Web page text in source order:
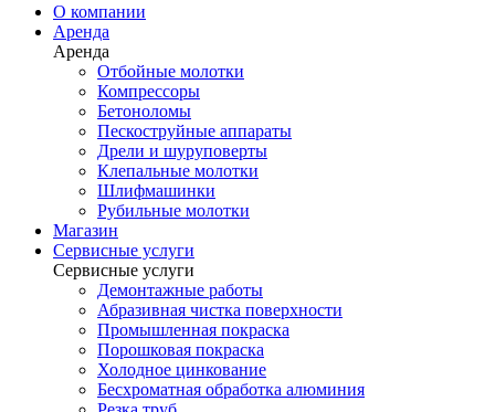
О компании
Аренда
Аренда
Отбойные молотки
Компрессоры
Бетоноломы
Пескоструйные аппараты
Дрели и шуруповерты
Клепальные молотки
Шлифмашинки
Рубильные молотки
Магазин
Сервисные услуги
Сервисные услуги
Демонтажные работы
Абразивная чистка поверхности
Промышленная покраска
Порошковая покраска
Холодное цинкование
Бесхроматная обработка алюминия